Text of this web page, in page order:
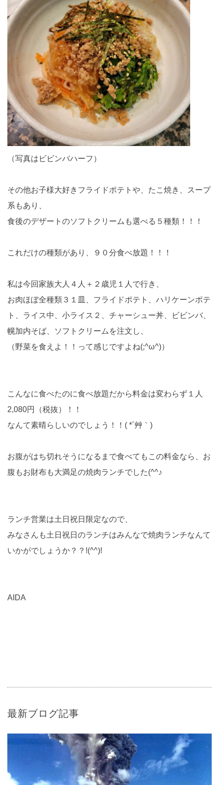
（写真はビビンバハーフ）
その他お子様大好きフライドポテトや、たこ焼き、スープ
系もあり、
食後のデザートのソフトクリームも選べる５種類！！！
これだけの種類があり、９０分食べ放題！！！
私は今回家族大人４人＋２歳児１人で行き、
お肉ほぼ全種類３１皿、フライドポテト、ハリケーンポテ
ト、ライス中、小ライス２、チャーシュー丼、ビビンバ、
幌加内そば、ソフトクリームを注文し、
（野菜を食えよ！！って感じですよね(;^ω^)）
こんなに食べたのに食べ放題だから料金は変わらず１人
2,080円（税抜）！！
なんて素晴らしいのでしょう！！( *´艸｀)
お腹がはち切れそうになるまで食べてもこの料金なら、お
腹もお財布も大満足の焼肉ランチでした(^^♪
ランチ営業は土日祝日限定なので、
みなさんも土日祝日のランチはみんなで焼肉ランチなんて
いかがでしょうか？？!(^^)!
AIDA
最新ブログ記事